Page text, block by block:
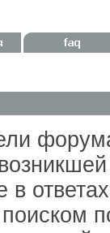
в
поиском